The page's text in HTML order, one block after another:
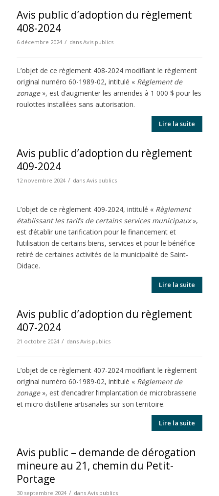
Avis public d’adoption du règlement
408-2024
6 décembre 2024 / dans Avis publics
L’objet de ce règlement 408-2024 modifiant le règlement
original numéro 60-1989-02, intitulé « Règlement de
zonage», est d’augmenter les amendes à 1 000 $ pour les
roulottes installées sans autorisation.
Lire la suite
Avis public d’adoption du règlement
409-2024
12 novembre 2024 / dans Avis publics
L’objet de ce règlement 409-2024, intitulé « Règlement
établissant les tarifs de certains services municipaux»,
est d’établir une tarification pour le financement et
l’utilisation de certains biens, services et pour le bénéfice
retiré de certaines activités de la municipalité de Saint-
Didace.
Lire la suite
Avis public d’adoption du règlement
407-2024
21 octobre 2024 / dans Avis publics
L’objet de ce règlement 407-2024 modifiant le règlement
original numéro 60-1989-02, intitulé « Règlement de
zonage», est d’encadrer l’implantation de microbrasserie
et micro distillerie artisanales sur son territoire.
Lire la suite
Avis public – demande de dérogation
mineure au 21, chemin du Petit-
Portage
30 septembre 2024 / dans Avis publics